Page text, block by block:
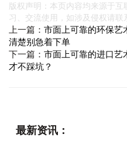
版权声明：本页内容均来源于
习、交流使用，如涉及侵权请联
上一篇： 市面上可靠的环保艺
清楚别急着下单
下一篇： 市面上可靠的进口艺
才不踩坑？
最新资讯：